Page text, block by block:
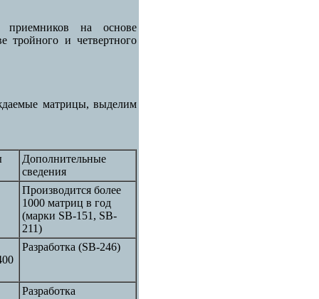
приемников на основе
и четвертного
матрицы, выделим
Дополнительные
сведения
Производится более
1000 матриц в год
(марки SB-151, SB-
211)
Разработка (SB-246)
Разработка